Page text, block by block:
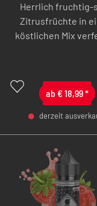
-
ab € 18,99*
derzeit
Herrlich fruchtig-
Zitrusfrüchte in
köstlichen Mix